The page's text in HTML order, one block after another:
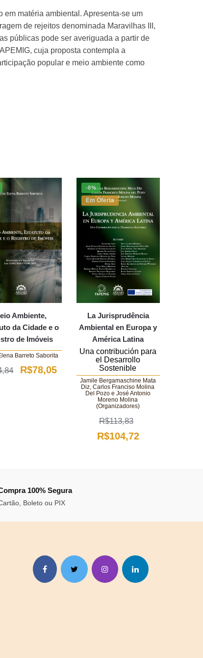
matéria ambiental. Apresenta-se um
de rejeitos denominada Maravilhas III,
públicas pode ser averiguada a partir de
cuja proposta contempla a
popular e meio ambiente como
Ambiente,
da Cidade e o
de Imóveis
Barreto Saborita
O
R$78,05O
preço
-8%
Em Oferta
La Jurisprudência
Ambiental en Europa y
América Latina
Una contribución para
el Desarrollo
Sostenible
Jamile Bergamaschine Mata
Diz, Carlos Franciso Molina
Del Pozo e José Antonio
Moreno Molina
(Organizadores)
R$113,83
O
R$104,72O
100% Segura
Boleto ou PIX